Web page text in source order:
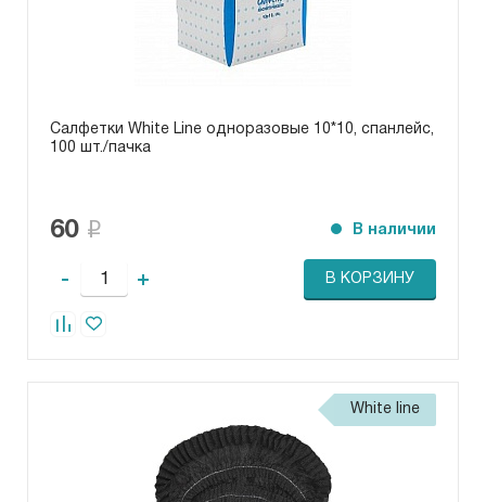
Салфетки White Line одноразовые 10*10, спанлейс,
100 шт./пачка
60 В наличии
- + В КОРЗИНУ
White line